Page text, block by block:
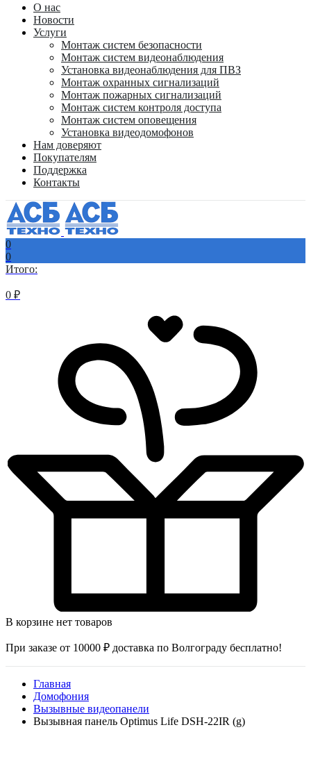
О нас
Новости
Услуги
Монтаж систем безопасности
Монтаж систем видеонаблюдения
Установка видеонаблюдения для ПВЗ
Монтаж охранных сигнализаций
Монтаж пожарных сигнализаций
Монтаж систем контроля доступа
Монтаж систем оповещения
Установка видеодомофонов
Нам доверяют
Покупателям
Поддержка
Контакты
0
0
Итого:
0 ₽
В корзине нет товаров
При заказе от 10000 ₽ доставка по Волгограду бесплатно!
Главная
Домофония
Вызывные видеопанели
Вызывная панель Optimus Life DSH-22IR (g)